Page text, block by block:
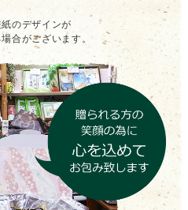
のデザインが
合がございます。